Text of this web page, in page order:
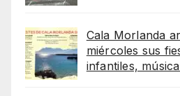
Cala Morlanda
miércoles sus
infantiles,